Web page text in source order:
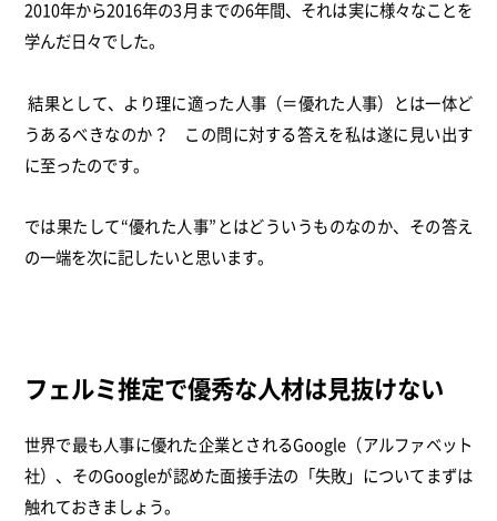
2010年から2016年の3月までの6年間、それは実に様々なことを
学んだ日々でした。
結果として、より理に適った人事（＝優れた人事）とは一体ど
うあるべきなのか？ この問に対する答えを私は遂に見い出す
に至ったのです。
では果たして“優れた人事”とはどういうものなのか、その答え
の一端を次に記したいと思います。
フェルミ推定で優秀な人材は見抜けない
世界で最も人事に優れた企業とされるGoogle（アルファベット
社）、そのGoogleが認めた面接手法の「失敗」についてまずは
触れておきましょう。